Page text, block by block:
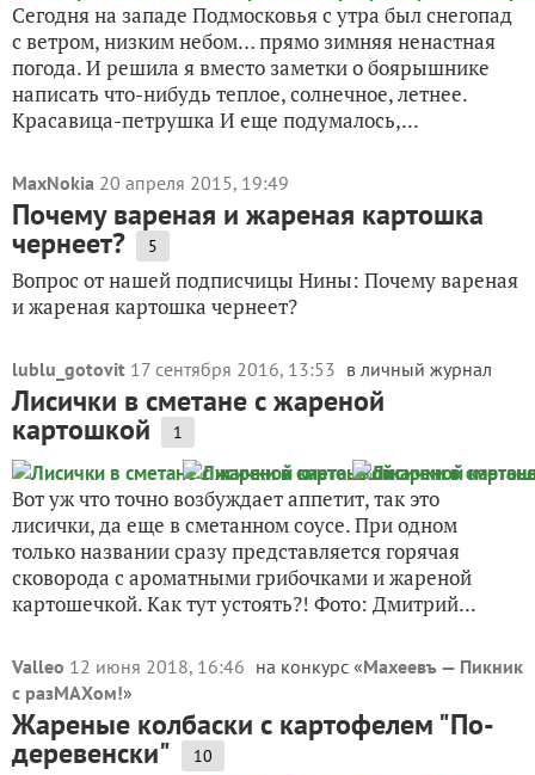
Сегодня на западе Подмосковья с утра был снегопад
с ветром, низким небом… прямо зимняя ненастная
погода. И решила я вместо заметки о боярышнике
написать что-нибудь теплое, солнечное, летнее.
Красавица-петрушка И еще подумалось,...
MaxNokia 20 апреля 2015, 19:49
Почему вареная и жареная картошка
чернеет? 5
Вопрос от нашей подписчицы Нины: Почему вареная
и жареная картошка чернеет?
lublu_gotovit 17 сентября 2016, 13:53 в личный журнал
Лисички в сметане с жареной
картошкой 1
Вот уж что точно возбуждает аппетит, так это
лисички, да еще в сметанном соусе. При одном
только названии сразу представляется горячая
сковорода с ароматными грибочками и жареной
картошечкой. Как тут устоять?! Фото: Дмитрий...
Valleo 12 июня 2018, 16:46 на конкурс «Махеевъ — Пикник
с разМАХом!»
Жареные колбаски с картофелем "По-
деревенски" 10